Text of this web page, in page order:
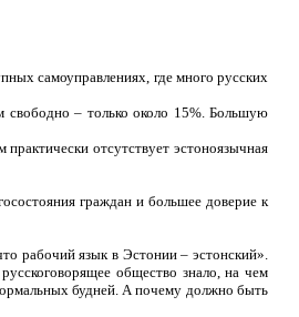
самоуправлениях, где много русских
свободно – только около 15%. Большую
отсутствует эстоноязычная
граждан и большее доверие к
рабочий язык в Эстонии – эстонский».
общество знало, на чем
будней. А почему должно быть